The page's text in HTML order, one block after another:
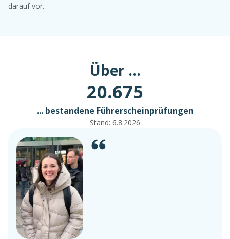
darauf vor.
Über ...
20.675
... bestandene Führerscheinprüfungen
Stand: 6.8.2026